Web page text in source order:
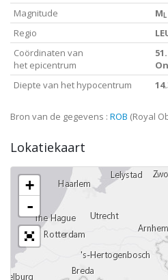
Magnitude
M L
Regio
Coördinaten van
het epicentrum
Diepte van het hypocentrum
Bron van de gegevens : ROB (Royal
Lokatiekaart
+
-